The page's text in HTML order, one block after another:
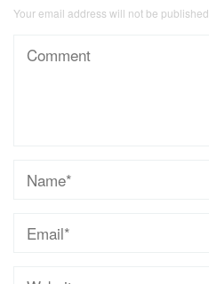
Your email address will not be published.